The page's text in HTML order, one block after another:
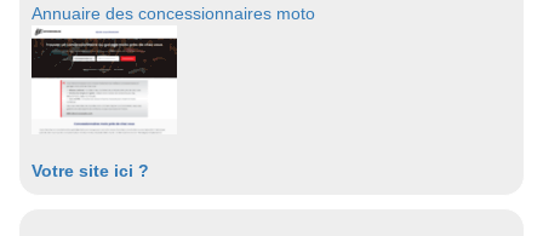
Annuaire des concessionnaires moto
Votre site ici ?